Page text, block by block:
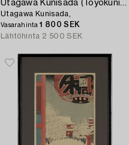
Utagawa Kunisada,
Vasarahinta1 800 SEK
Lähtöhinta 2 500 SEK